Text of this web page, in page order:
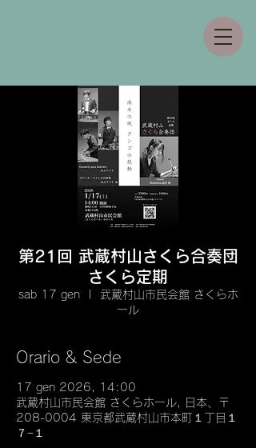
第21回 武蔵村山さくら合奏団
さくら定期
sab 17 gen
  |
武蔵村山市民会館 さくらホ
ール
Orario & Sede
17 gen 2026, 14:00
武蔵村山市民会館 さくらホール, 日本、〒
208-0004 東京都武蔵村山市本町１丁目１
７−１